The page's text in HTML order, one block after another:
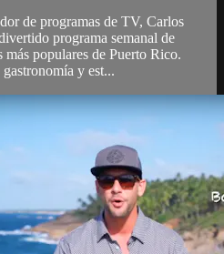
de programas de TV, Carlos
programa semanal de
más populares de Puerto Rico.
y est...